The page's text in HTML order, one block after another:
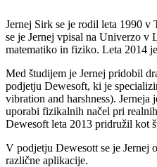
Jernej Sirk se je rodil leta 1990 v
se je Jernej vpisal na Univerzo v
matematiko in fiziko. Leta 2014
Med študijem je Jernej pridobil
podjetju Dewesoft, ki je
vibration and harshness).
uporabi fizikalnih načel pri
Dewesoft leta 2013 pridružil kot
V podjetju Dewesott se je Jernej
različne aplikacije.